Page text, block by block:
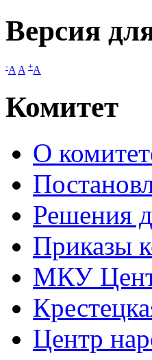
Версия
-A A +A
Комитет
О
Решения
Приказы
МКУ
Центр